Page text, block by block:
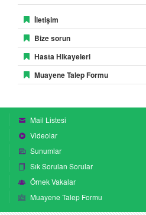
İletişim
Bize sorun
Hasta Hikayeleri
Muayene Talep Formu
Mail Listesi
Videolar
Sunumlar
Sık Sorulan Sorular
Örnek Vakalar
Muayene Talep Formu